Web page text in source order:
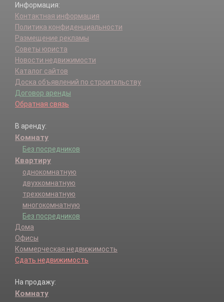
Информация:
Контактная информация
Политика конфиденциальности
Размещение рекламы
Советы юриста
Новости недвижимости
Каталог сайтов
Доска объявлений по строительству
Договор аренды
Обратная связь
В аренду:
Комнату
Без посредников
Квартиру
однокомнатную
двухкомнатную
трехкомнатную
многокомнатную
Без посредников
Дома
Офисы
Коммерческая недвижимость
Сдать недвижимость
На продажу:
Комнату